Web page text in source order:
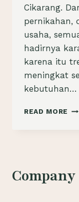
Cikarang.
pernikahan,
usaha,
hadirnya
karena itu
meningkat
kebutuhan…
READ MORE
Company